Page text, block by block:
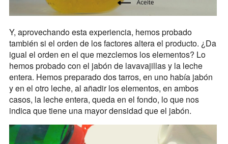
Y, aprovechando esta experiencia, hemos probado
también si el orden de los factores altera el producto. ¿Da
igual el orden en el que mezclemos los elementos? Lo
hemos probado con el jabón de lavavajillas y la leche
entera. Hemos preparado dos tarros, en uno había jabón
y en el otro leche, al añadir los elementos, en ambos
casos, la leche entera, queda en el fondo, lo que nos
indica que tiene una mayor densidad que el jabón.